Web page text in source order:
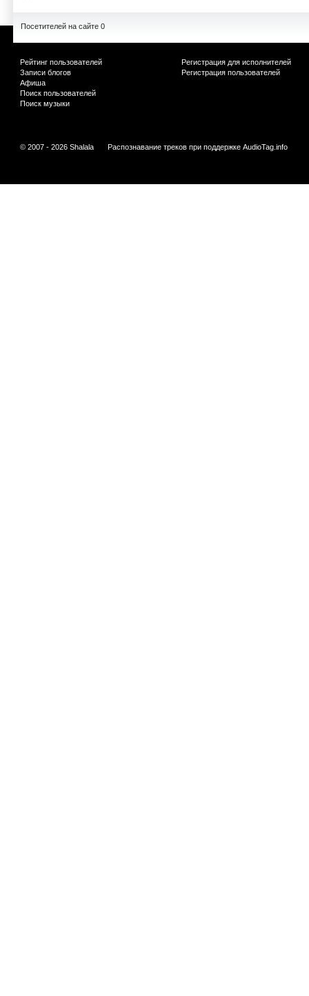
Посетителей на сайте 0
Рейтинг пользователей
Записи блогов
Афиша
Поиск пользователей
Поиск музыки
Регистрация для исполнителей
Регистрация пользователей
© 2007 - 2026 Shalala Распознавание треков при поддержке AudioTag.info